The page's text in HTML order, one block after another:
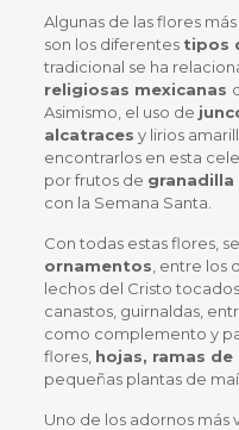
Algunas de las flores
son los diferentes tipos
tradicional se ha
religiosas mexicanas
Asimismo, el uso de
alcatraces y lirios
encontrarlos en esta
por frutos de granadilla
con la Semana Santa.
Con todas estas flores,
ornamentos , entre los
lechos del Cristo
canastos, guirnaldas,
como complemento y
flores, hojas, ramas
pequeñas plantas de
Uno de los adornos más